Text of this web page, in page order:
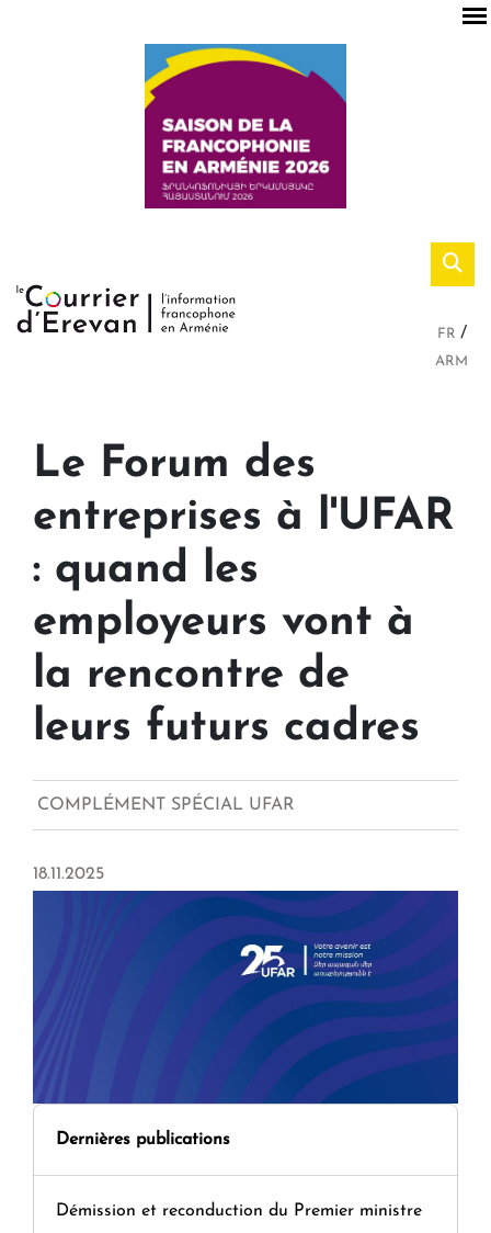
FR
ARM
Le Forum des
entreprises à l'UFAR
: quand les
employeurs vont à
la rencontre de
leurs futurs cadres
COMPLÉMENT SPÉCIAL UFAR
18.11.2025
Dernières publications
Démission et reconduction du Premier ministre